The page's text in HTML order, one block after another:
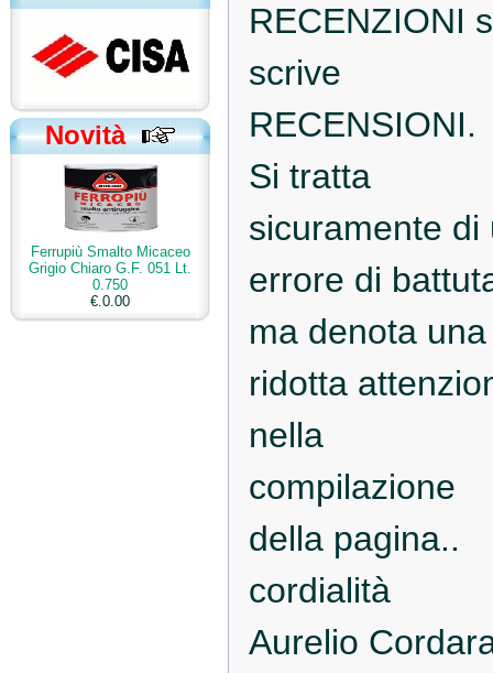
Novità
Ferrupiù Smalto Micaceo
Grigio Chiaro G.F. 051 Lt.
0.750
€.0.00
RECENZIONI
scrive
RECENSIONI.
Si tratta
sicuramente di
errore di
ma denota una
ridotta
nella
compilazione
della pagina..
cordialità
Aurelio